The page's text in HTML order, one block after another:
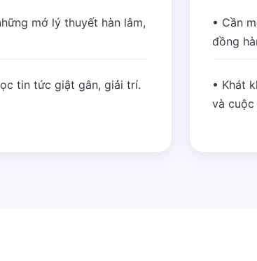
mớ lý thuyết hàn lâm,
tin tức giật gân, giải trí.
• Cần
đồng
• Khát
và cuộc